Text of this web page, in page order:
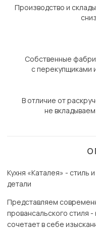
Производство и
Собственные
с перекупщиками
В отличие от
не
Кухня «Каталея» - стиль
детали
Представляем
провансальского стиля -
сочетает в себе